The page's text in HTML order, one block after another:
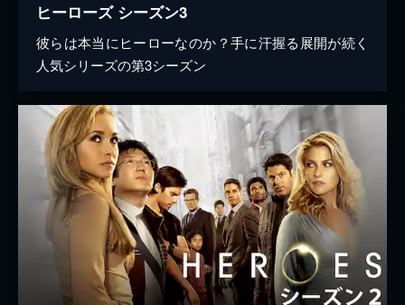
ヒーローズ シーズン3
彼らは本当にヒーローなのか？手に汗握る展開が続く
人気シリーズの第3シーズン